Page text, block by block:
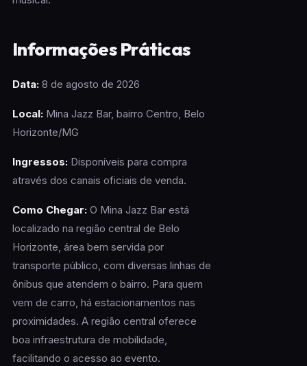
Informações Práticas
Data:8 de agosto de 2026
Local:Mina Jazz Bar, bairro Centro, Belo
Horizonte/MG
Ingressos:Disponíveis para compra
através dos canais oficiais de venda.
Como Chegar:O Mina Jazz Bar está
localizado na região central de Belo
Horizonte, área bem servida por
transporte público, com diversas linhas de
ônibus que atendem o bairro. Para quem
vem de carro, há estacionamentos nas
proximidades. A região central oferece
boa infraestrutura de mobilidade,
facilitando o acesso ao evento.